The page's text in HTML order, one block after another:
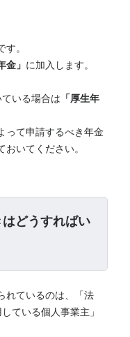
。
金」 に加入します。
いる場合は 「厚生年
って申請するべき年金
いてください。
どうすればい
れているのは、「法
ている個人事業主」